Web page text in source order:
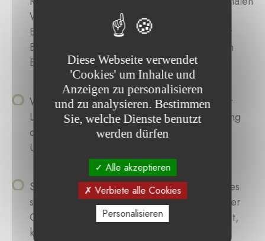
Wohlbefindens von Überlebenden und
Einsatzkräften, sowie Wiederherstellung der
Bewohnbarkeit von Häusern und öffentlichen
Einrichtungen.
Wiederaufbauphase:Wiederherstellung der
Lebensgrundlagen, vorübergehende Deckung
der Grundbedürfnisse und gezielte
Unterstützung gefährdeter Gruppen.
Stärkungs- und Resilienzphase:Förderung des
sozialen Wohlergehens, Wiederbelebung der
Gemeinschaften und Stärkung ihrer Fähigkeit,
künftigen Krisen zu begegnen.
Diese Webseite verwendet
'Cookies' um Inhalte und
Anzeigen zu personalisieren
und zu analysieren. Bestimmen
Sie, welche Dienste benutzt
werden dürfen
Alle akzeptieren
Verbiete alle Cookies
Personalisieren